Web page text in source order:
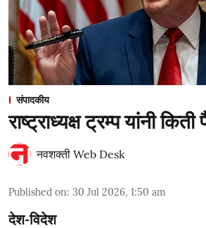
संपादकीय
राष्ट्राध्यक्ष ट्रम्प यांनी
नवशक्ती Web Desk
Published on: 30 Jul 2026, 1:50 am
देश-विदेश